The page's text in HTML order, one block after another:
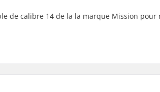
de calibre 14 de la la marque Mission pour